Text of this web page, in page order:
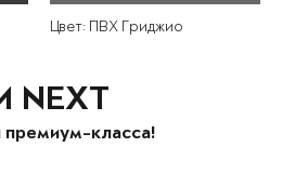
Цвет: ПВХ Гриджио
NEXT
премиум-класса!